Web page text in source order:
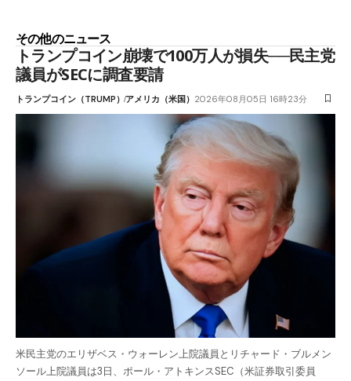
その他のニュース
トランプコイン崩壊で100万人が損失──民主党
議員がSECに調査要請
トランプコイン（TRUMP）アメリカ（米国） 2026年08月05日 16時23分
米民主党のエリザベス・ウォーレン上院議員とリチャード・ブルメン
ソール上院議員は3日、ポール・アトキンスSEC（米証券取引委員